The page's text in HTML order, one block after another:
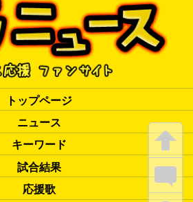
トップページ
ニュース
キーワード
試合結果
応援歌